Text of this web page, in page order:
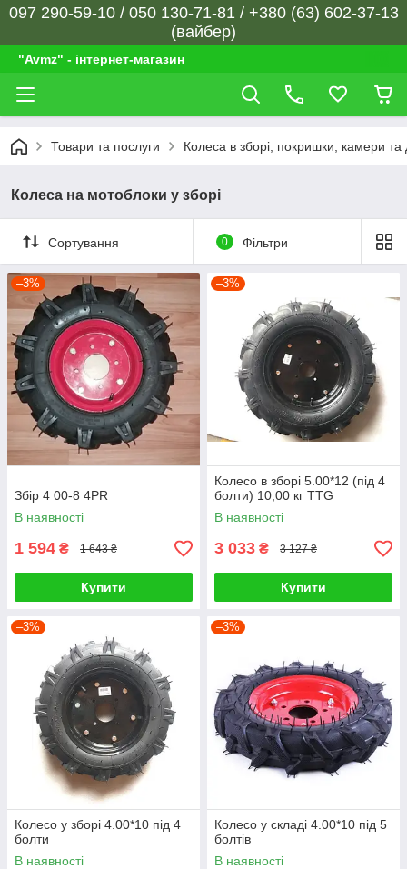
097 290-59-10 / 050 130-71-81 / +380 (63) 602-37-13
(вайбер)
"Avmz" - інтернет-магазин
Товари та послуги Колеса в зборі, покришки, камери
Колеса на мотоблоки у зборі
Сортування 0 Фільтри
–3%
Збір 4 00-8 4PR
В наявності
1 594 ₴ 1 643 ₴
Купити
–3%
Колесо в зборі 5.00*12 (під 4
болти) 10,00 кг TTG
В наявності
3 033 ₴ 3 127 ₴
Купити
–3%
Колесо у зборі 4.00*10 під 4
болти
В наявності
–3%
Колесо у складі 4.00*10 під 5
болтів
В наявності